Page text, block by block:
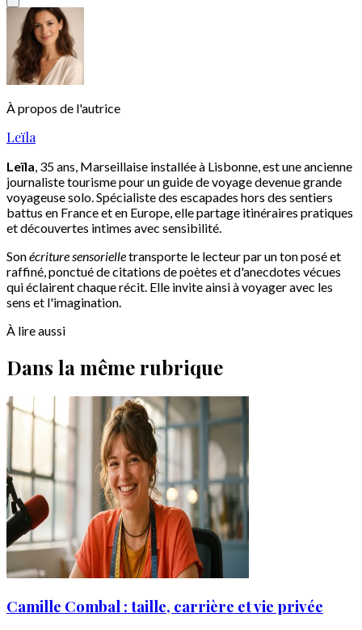
À propos de l'autrice
Leïla
Leïla, 35 ans, Marseillaise installée à Lisbonne, est une ancienne
journaliste tourisme pour un guide de voyage devenue grande
voyageuse solo. Spécialiste des escapades hors des sentiers
battus en France et en Europe, elle partage itinéraires pratiques
et découvertes intimes avec sensibilité.
Sonécriture sensorielletransporte le lecteur par un ton posé et
raffiné, ponctué de citations de poètes et d'anecdotes vécues
qui éclairent chaque récit. Elle invite ainsi à voyager avec les
sens et l'imagination.
À lire aussi
Dans la même rubrique
Camille Combal : taille, carrière et vie privée